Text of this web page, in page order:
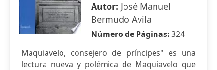
Autor: José Manuel
Bermudo Avila
Número de Páginas: 324
Maquiavelo, consejero de príncipes" es una
lectura nueva y polémica de Maquiavelo que